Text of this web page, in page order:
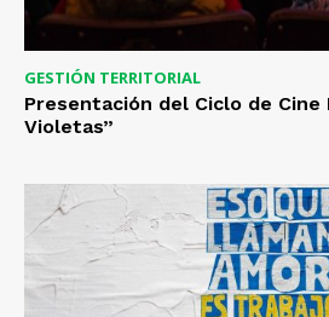
GESTIÓN TERRITORIAL
Presentación del Ciclo de Cine
Violetas”